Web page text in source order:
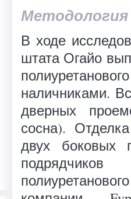
Методология
В ходе
штата Огайо
наличниками.
дверных
сосна).
двух боковых